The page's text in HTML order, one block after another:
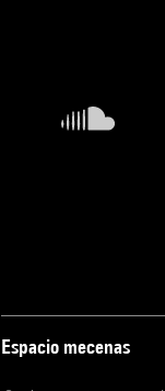
Espacio mecenas